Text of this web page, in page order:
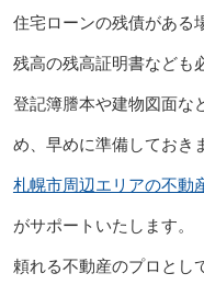
住宅ローンの残債がある
残高の残高証明書なども
登記簿謄本や建物図面な
め、早めに準備しておき
札幌市周辺エリアの不動
がサポートいたします。
頼れる不動産のプロとし